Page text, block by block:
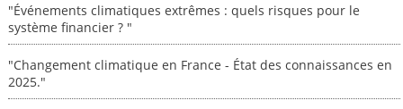
"Événements climatiques extrêmes : quels risques pour le
système financier ? "
"Changement climatique en France - État des connaissances en
2025."